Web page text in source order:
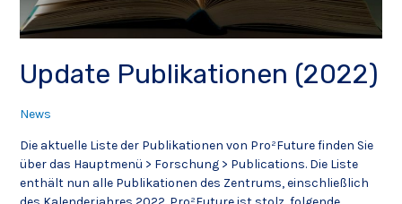
Update Publikationen (2022)
News
Die aktuelle Liste der Publikationen von Pro²Future finden Sie
über das Hauptmenü > Forschung > Publications. Die Liste
enthält nun alle Publikationen des Zentrums, einschließlich